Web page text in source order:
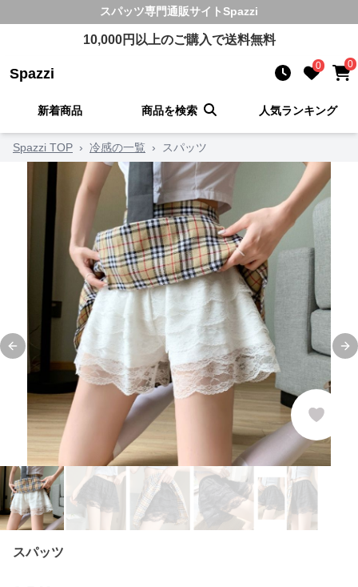
スパッツ専門通販サイトSpazzi
10,000円以上のご購入で送料無料
Spazzi 0 0
新着商品 商品を検索 人気ランキング
Spazzi TOP › 冷感の一覧 › スパッツ
Previous slide
スパッツ